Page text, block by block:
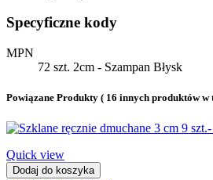
Specyficzne kody
MPN
72 szt. 2cm - Szampan Błysk
Powiązane Produkty ( 16 innych produktów
Quick view
Dodaj do koszyka